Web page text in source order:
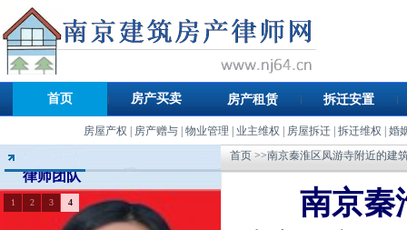
首页 房产买卖 房产租赁 拆迁安置
房屋产权 房产赠与| 物业管理 业主维权 房屋拆迁| 拆迁维权 婚
律师团队
1 2 3 4
首页 >>南京秦淮区凤游寺附近的建
南京秦